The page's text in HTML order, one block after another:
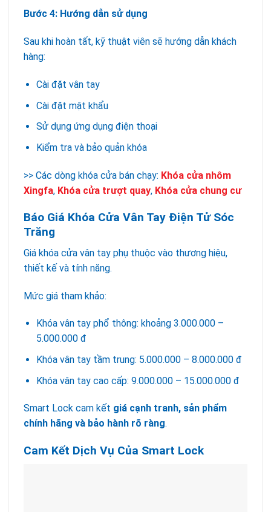
Bước 4: Hướng dẫn sử dụng
Sau khi hoàn tất, kỹ thuật viên sẽ hướng dẫn khách
hàng:
Cài đặt vân tay
Cài đặt mật khẩu
Sử dụng ứng dụng điện thoại
Kiểm tra và bảo quản khóa
>> Các dòng khóa cửa bán chạy: Khóa cửa nhôm
Xingfa, Khóa cửa trượt quay, Khóa cửa chung cư
Báo Giá Khóa Cửa Vân Tay Điện Tử Sóc
Trăng
Giá khóa cửa vân tay phụ thuộc vào thương hiệu,
thiết kế và tính năng.
Mức giá tham khảo:
Khóa vân tay phổ thông: khoảng 3.000.000 –
5.000.000 đ
Khóa vân tay tầm trung: 5.000.000 – 8.000.000 đ
Khóa vân tay cao cấp: 9.000.000 – 15.000.000 đ
Smart Lock cam kết giá cạnh tranh, sản phẩm
chính hãng và bảo hành rõ ràng.
Cam Kết Dịch Vụ Của Smart Lock